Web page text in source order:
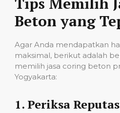
Beton yang
Agar Anda mendapatkan
maksimal, berikut adalah
memilih jasa coring beton
Yogyakarta:
1. Periksa